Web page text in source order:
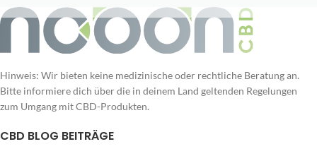
Hinweis: Wir bieten keine medizinische oder rechtliche Beratung an.
Bitte informiere dich über die in deinem Land geltenden Regelungen
zum Umgang mit CBD-Produkten.
CBD BLOG BEITRÄGE